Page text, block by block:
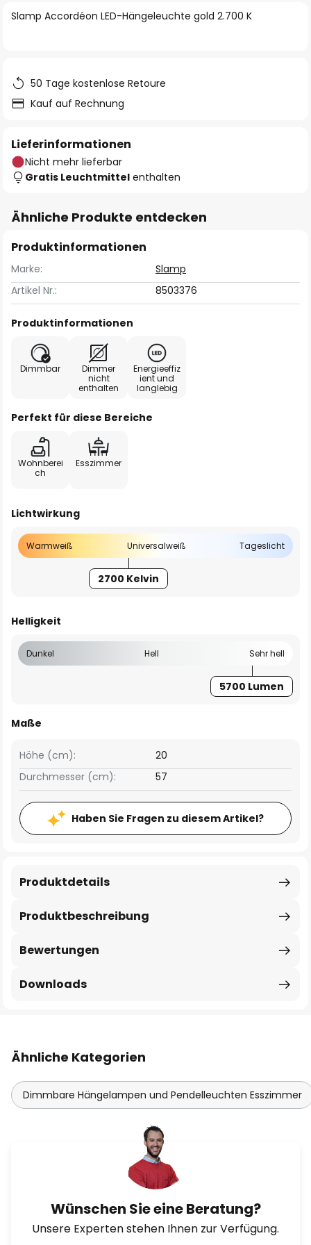
Slamp Accordéon LED-Hängeleuchte gold 2.700 K
50 Tage kostenlose Retoure
Kauf auf Rechnung
Lieferinformationen
Nicht mehr lieferbar
Gratis Leuchtmittel enthalten
Ähnliche Produkte entdecken
Produktinformationen
Marke:
Slamp
Artikel Nr.:
8503376
Produktinformationen
Dimmbar
Dimmer
nicht
enthalten
Energieeffiz
ient und
langlebig
Perfekt für diese Bereiche
Wohnberei
ch
Esszimmer
Lichtwirkung
Warmweiß Universalweiß Tageslicht
2700 Kelvin
Helligkeit
Dunkel Hell Sehr hell
5700 Lumen
Maße
Höhe (cm):
20
Durchmesser (cm):
57
Haben Sie Fragen zu diesem Artikel?
Produktbeschreibung
Produktdetails
Bewertungen
Downloads
Ähnliche Kategorien
Dimmbare Hängelampen und Pendelleuchten Esszimmer
Wünschen Sie eine Beratung?
Unsere Experten stehen Ihnen zur Verfügung.